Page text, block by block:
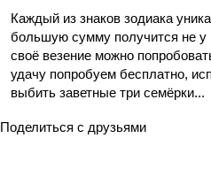
Каждый из знаков зодиака
большую сумму получится не у
своё везение можно
удачу попробуем бесплатно,
выбить заветные три семёрки...
Поделиться с друзьями